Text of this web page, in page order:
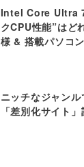
Intel Core Ultra
クCPU性能”はど
様 & 搭載パソコ
ニッチなジャン
「差別化サイト